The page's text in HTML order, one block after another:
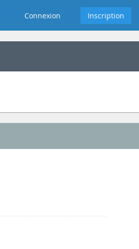
Connexion Inscription